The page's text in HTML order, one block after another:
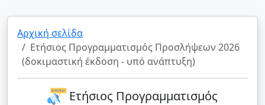
Αρχική σελίδα
Ετήσιος Προγραμματισμός Προσλήψεων 2026
(δοκιμαστική έκδοση - υπό ανάπτυξη)
Ετήσιος Προγραμματισμός